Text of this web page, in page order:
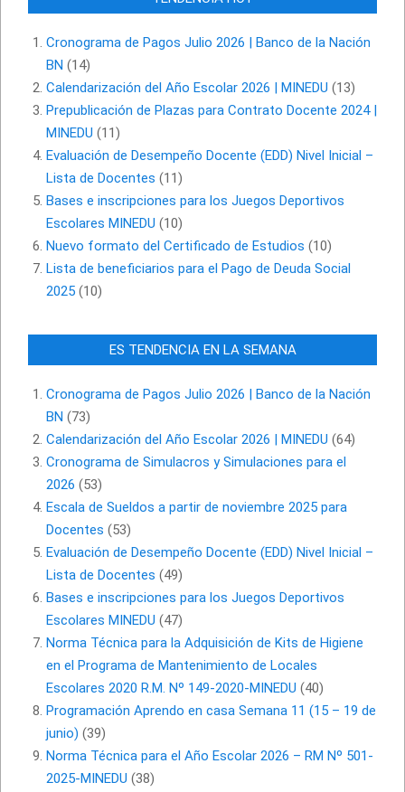
Cronograma de Pagos Julio 2026 | Banco de la Nación
BN (14)
Calendarización del Año Escolar 2026 | MINEDU (13)
Prepublicación de Plazas para Contrato Docente 2024 |
MINEDU (11)
Evaluación de Desempeño Docente (EDD) Nivel Inicial –
Lista de Docentes (11)
Bases e inscripciones para los Juegos Deportivos
Escolares MINEDU (10)
Nuevo formato del Certificado de Estudios (10)
Lista de beneficiarios para el Pago de Deuda Social
2025 (10)
ES TENDENCIA EN LA SEMANA
Cronograma de Pagos Julio 2026 | Banco de la Nación
BN (73)
Calendarización del Año Escolar 2026 | MINEDU (64)
Cronograma de Simulacros y Simulaciones para el
2026 (53)
Escala de Sueldos a partir de noviembre 2025 para
Docentes (53)
Evaluación de Desempeño Docente (EDD) Nivel Inicial –
Lista de Docentes (49)
Bases e inscripciones para los Juegos Deportivos
Escolares MINEDU (47)
Norma Técnica para la Adquisición de Kits de Higiene
en el Programa de Mantenimiento de Locales
Escolares 2020 R.M. Nº 149-2020-MINEDU (40)
Programación Aprendo en casa Semana 11 (15 – 19 de
junio) (39)
Norma Técnica para el Año Escolar 2026 – RM Nº 501-
2025-MINEDU (38)